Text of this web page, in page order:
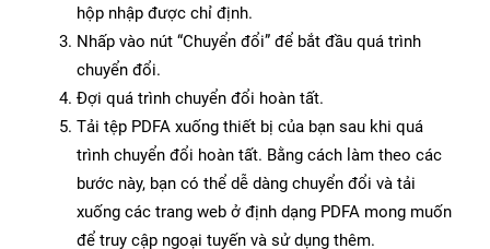
hộp nhập được chỉ định.
Nhấp vào nút “Chuyển đổi” để bắt đầu quá trình
chuyển đổi.
Đợi quá trình chuyển đổi hoàn tất.
Tải tệp PDFA xuống thiết bị của bạn sau khi quá
trình chuyển đổi hoàn tất. Bằng cách làm theo các
bước này, bạn có thể dễ dàng chuyển đổi và tải
xuống các trang web ở định dạng PDFA mong muốn
để truy cập ngoại tuyến và sử dụng thêm.